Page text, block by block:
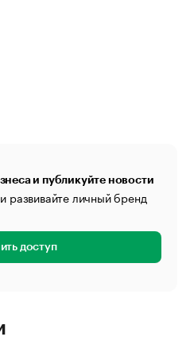
и публикуйте новости
развивайте личный бренд
доступ